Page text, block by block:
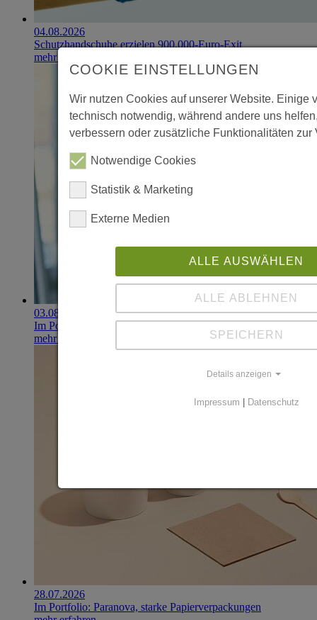
04.08.2026
Schutzhandschuhe erzielen 900.000-Euro-Exit
mehr erfahren
03.08.2026
Im Portfolio: Iset Telecom, IT für das Gesundheitswesen
mehr erfahren
28.07.2026
Im Portfolio: Paranova, starke Papierverpackungen
COOKIE EINSTELLUNGEN
Wir nutzen Cookies auf unserer Website. Einige
technisch notwendig, während andere uns
verbessern oder zusätzliche Funktionalitäten zur
Notwendige Cookies
Statistik & Marketing
Externe Medien
ALLE AUSWÄHLEN
ALLE ABLEHNEN
SPEICHERN
Details anzeigen
Impressum Datenschutz